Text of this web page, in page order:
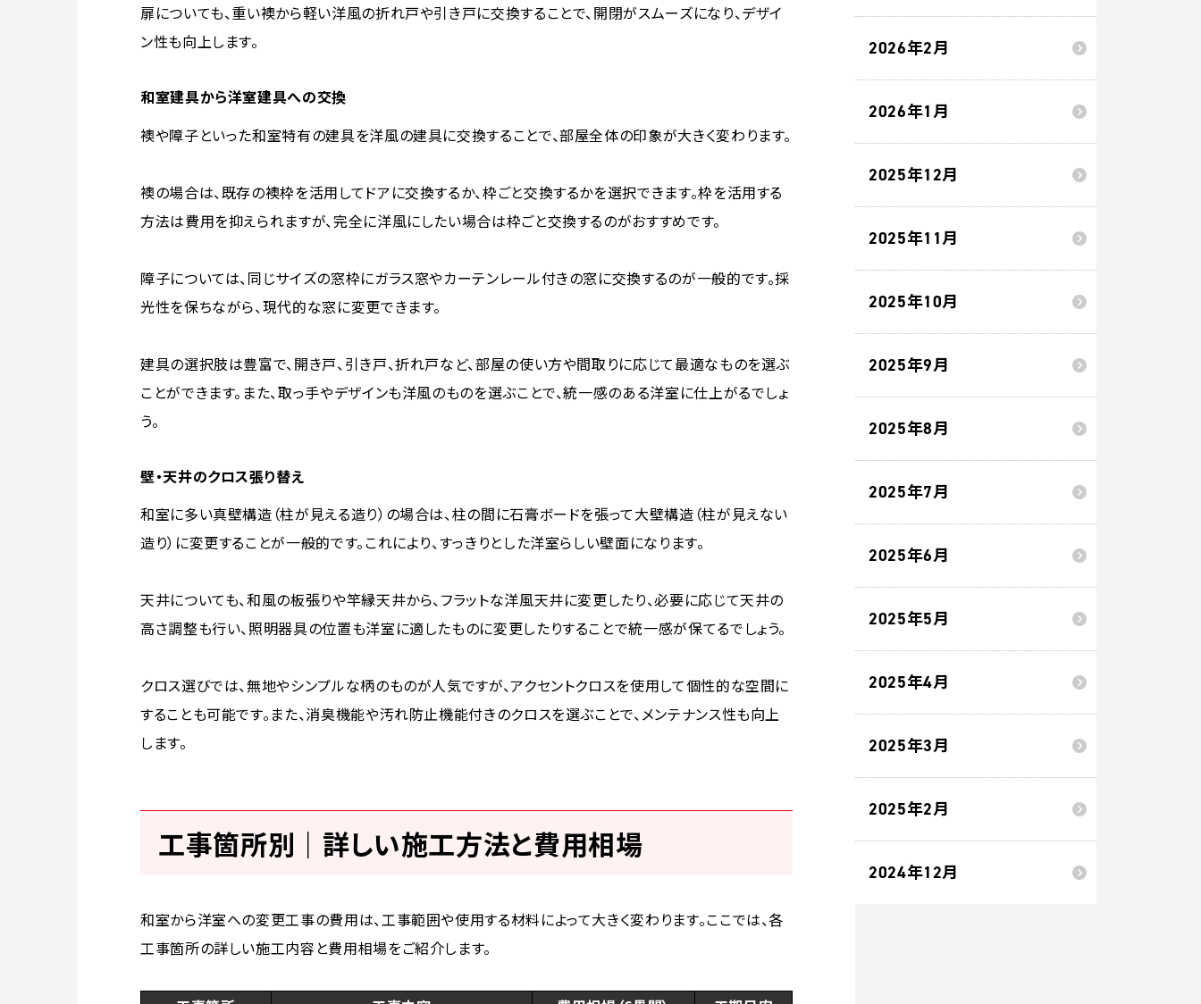
扉についても、重い襖から軽い洋風の折れ戸や引き戸に交換することで、開閉がスムーズになり、デザイ
ン性も向上します。
和室建具から洋室建具への交換
襖や障子といった和室特有の建具を洋風の建具に交換することで、部屋全体の印象が大きく変わります。
襖の場合は、既存の襖枠を活用してドアに交換するか、枠ごと交換するかを選択できます。枠を活用する
方法は費用を抑えられますが、完全に洋風にしたい場合は枠ごと交換するのがおすすめです。
障子については、同じサイズの窓枠にガラス窓やカーテンレール付きの窓に交換するのが一般的です。採
光性を保ちながら、現代的な窓に変更できます。
建具の選択肢は豊富で、開き戸、引き戸、折れ戸など、部屋の使い方や間取りに応じて最適なものを選ぶ
ことができます。また、取っ手やデザインも洋風のものを選ぶことで、統一感のある洋室に仕上がるでしょ
う。
壁・天井のクロス張り替え
和室に多い真壁構造（柱が見える造り）の場合は、柱の間に石膏ボードを張って大壁構造（柱が見えない
造り）に変更することが一般的です。これにより、すっきりとした洋室らしい壁面になります。
天井についても、和風の板張りや竿縁天井から、フラットな洋風天井に変更したり、必要に応じて天井の
高さ調整も行い、照明器具の位置も洋室に適したものに変更したりすることで統一感が保てるでしょう。
クロス選びでは、無地やシンプルな柄のものが人気ですが、アクセントクロスを使用して個性的な空間に
することも可能です。また、消臭機能や汚れ防止機能付きのクロスを選ぶことで、メンテナンス性も向上
します。
工事箇所別｜詳しい施工方法と費用相場
和室から洋室への変更工事の費用は、工事範囲や使用する材料によって大きく変わります。ここでは、各
工事箇所の詳しい施工内容と費用相場をご紹介します。
2026年2月
2026年1月
2025年12月
2025年11月
2025年10月
2025年9月
2025年8月
2025年7月
2025年6月
2025年5月
2025年4月
2025年3月
2025年2月
2024年12月